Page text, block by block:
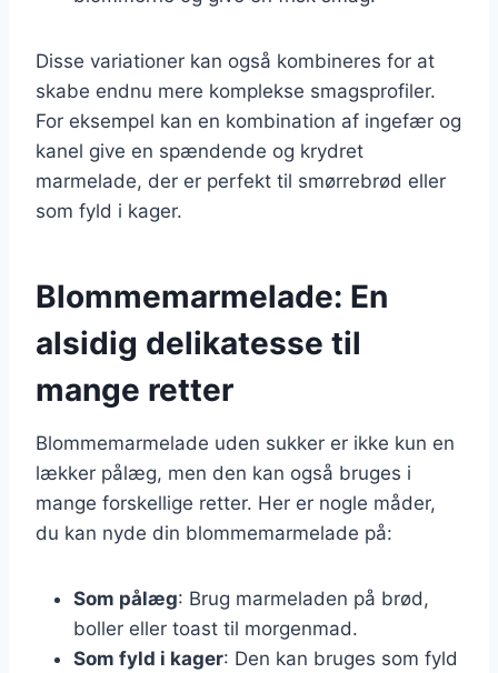
Disse variationer kan også kombineres for at
skabe endnu mere komplekse smagsprofiler.
For eksempel kan en kombination af ingefær og
kanel give en spændende og krydret
marmelade, der er perfekt til smørrebrød eller
som fyld i kager.
Blommemarmelade: En
alsidig delikatesse til
mange retter
Blommemarmelade uden sukker er ikke kun en
lækker pålæg, men den kan også bruges i
mange forskellige retter. Her er nogle måder,
du kan nyde din blommemarmelade på:
Som pålæg: Brug marmeladen på brød,
boller eller toast til morgenmad.
Som fyld i kager: Den kan bruges som fyld